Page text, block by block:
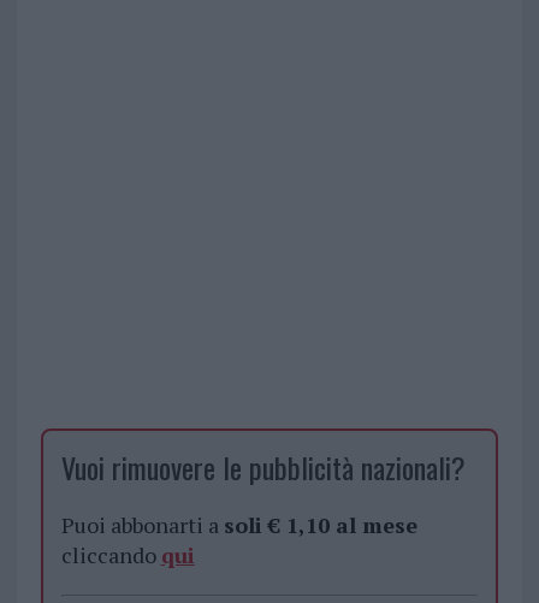
Vuoi rimuovere le pubblicità nazionali?
Puoi abbonarti a soli € 1,10 al mese
cliccando qui